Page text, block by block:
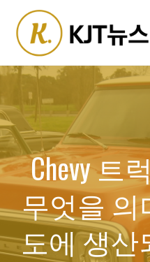
content
Chevy 트
무엇을 의
도에 생산